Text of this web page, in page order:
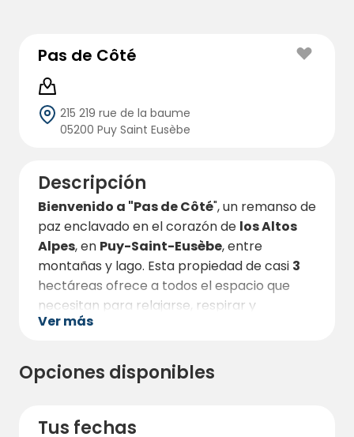
Pas de Côté
215 219 rue de la baume
05200 Puy Saint Eusèbe
Descripción
Bienvenido a "Pas de Côté", un remanso de
paz enclavado en el corazón de los Altos
Alpes, en Puy-Saint-Eusèbe, entre
montañas y lago. Esta propiedad de casi 3
hectáreas ofrece a todos el espacio que
necesitan para relajarse, respirar y
aprovechar al máximo la naturaleza que la
autocaravana o tienda de campaña
encontrará aquí un lugar ideal para una
Las parcelasno están delimitadas
Ver más
Opciones disponibles
Tus fechas